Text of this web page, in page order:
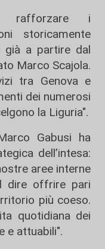
rafforzare i
storicamente
già a partire dal
Marco Scajola.
tra Genova e
dei numerosi
la Liguria".
Gabusi ha
dell’intesa:
aree interne
dire offrire pari
più coeso.
quotidiana dei
e attuabili".